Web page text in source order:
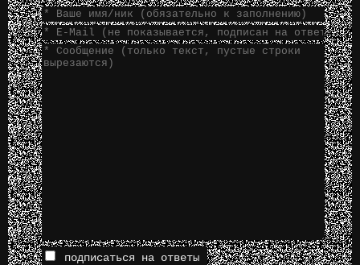
подписаться на ответы